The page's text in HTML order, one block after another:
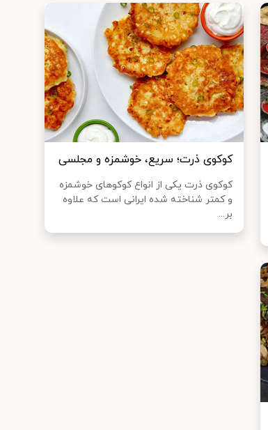
کوکوی ذرت؛ سریع، خوشمزه و مجلسی
کوکوی ذرت یکی از انواع کوکو‌های خوشمزه
و کمتر شناخته شده ایرانی است که علاوه
بر...